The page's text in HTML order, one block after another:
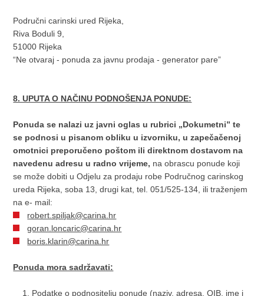
Područni carinski ured Rijeka,
Riva Boduli 9,
51000 Rijeka
“Ne otvaraj - ponuda za javnu prodaja - generator pare”
8. UPUTA O NAČINU PODNOŠENJA PONUDE:
Ponuda se nalazi uz javni oglas u rubrici „Dokumetni” te
se podnosi u pisanom obliku u izvorniku, u zapečačenoj
omotnici preporučeno poštom ili direktnom dostavom na
navedenu adresu u radno vrijeme, na obrascu ponude koji
se može dobiti u Odjelu za prodaju robe Područnog carinskog
ureda Rijeka, soba 13, drugi kat, tel. 051/525-134, ili traženjem
na e- mail:
robert.spiljak@carina.hr
goran.loncaric@carina.hr
boris.klarin@carina.hr
Ponuda mora sadržavati:
Podatke o podnositelju ponude (naziv, adresa, OIB, ime i